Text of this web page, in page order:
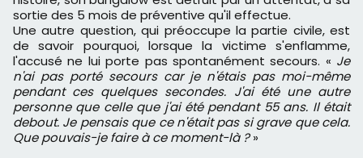
sortie des 5 mois de préventive qu'il effectue.
Une autre question, qui préoccupe la partie civile, est
de savoir pourquoi, lorsque la victime s'enflamme,
l'accusé ne lui porte pas spontanément secours. « Je
n'ai pas portésecours car je n'étais pas moi-même
pendant ces quelques secondes. J'ai étéune autre
personne que celle que j'aiétépendant 55 ans. Ilétait
debout. Je pensais que ce n'était pas si grave que cela.
Que pouvais-je faireàce moment-là?»